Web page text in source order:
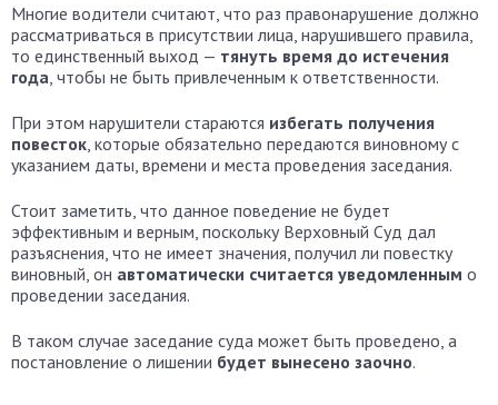
Многие водители считают, что раз правонарушение должно
рассматриваться в присутствии лица, нарушившего правила,
то единственный выход — тянуть время до истечения
года , чтобы не быть привлеченным к ответственности.
При этом нарушители стараются избегать получения
повесток , которые обязательно передаются виновному с
указанием даты, времени и места проведения заседания.
Стоит заметить, что данное поведение не будет
эффективным и верным, поскольку Верховный Суд дал
разъяснения, что не имеет значения, получил ли повестку
виновный, он автоматически считается уведомленным о
проведении заседания.
В таком случае заседание суда может быть проведено, а
постановление о лишении будет вынесено заочно.